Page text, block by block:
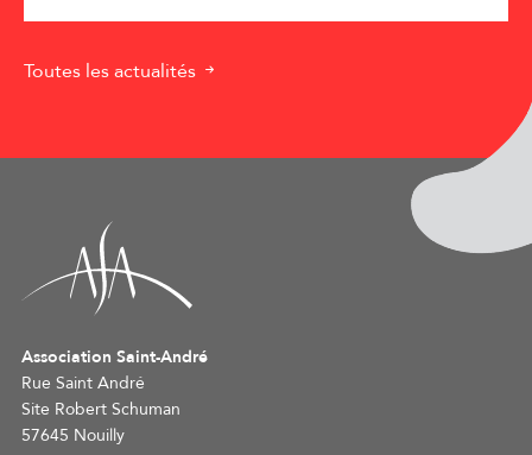
Toutes les actualités
Association Saint-André
Rue Saint André
Site Robert Schuman
57645 Nouilly